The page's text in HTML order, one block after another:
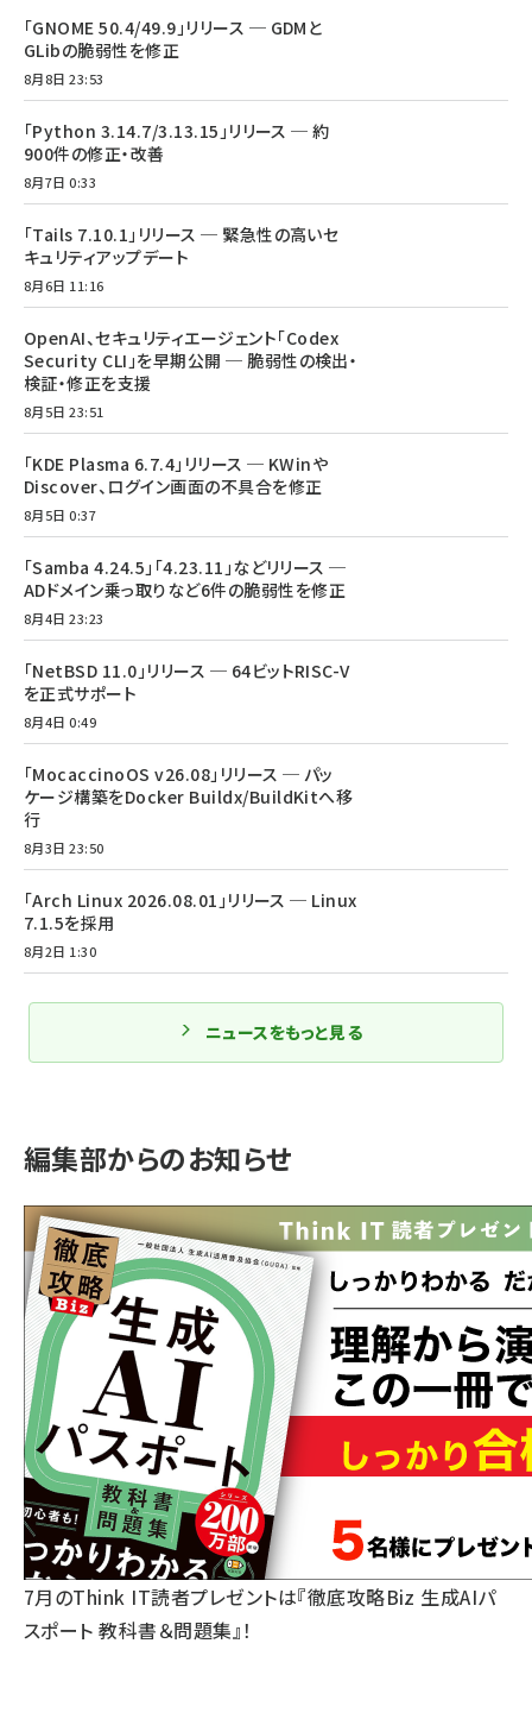
「GNOME 50.4/49.9」リリース ─ GDMと
GLibの脆弱性を修正
8月8日 23:53
「Python 3.14.7/3.13.15」リリース ─ 約
900件の修正・改善
8月7日 0:33
「Tails 7.10.1」リリース ─ 緊急性の高いセ
キュリティアップデート
8月6日 11:16
OpenAI、セキュリティエージェント「Codex
Security CLI」を早期公開 ─ 脆弱性の検出・
検証・修正を支援
8月5日 23:51
「KDE Plasma 6.7.4」リリース ─ KWinや
Discover、ログイン画面の不具合を修正
8月5日 0:37
「Samba 4.24.5」「4.23.11」などリリース ─
ADドメイン乗っ取りなど6件の脆弱性を修正
8月4日 23:23
「NetBSD 11.0」リリース ─ 64ビットRISC-V
を正式サポート
8月4日 0:49
「MocaccinoOS v26.08」リリース ─ パッ
ケージ構築をDocker Buildx/BuildKitへ移
行
8月3日 23:50
「Arch Linux 2026.08.01」リリース ─ Linux
7.1.5を採用
8月2日 1:30
ニュースをもっと見る
編集部からのお知らせ
7月のThink IT読者プレゼントは『徹底攻略Biz 生成AIパ
スポート 教科書＆問題集』！